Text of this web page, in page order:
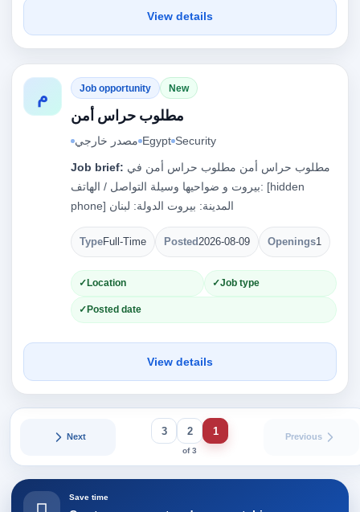
View details
م Job opportunity New
مطلوب حراس أمن
مصدر خارجي Egypt Security
Job brief:
بيروت و ضواحيها وسيلة التواصل / الهاتف: [hidden
phone] المدينة: بيروت الدولة: لبنان
TypeFull-Time Posted2026-08-09 Openings1
Location Job type
Posted date
View details
Previous
1
2
3
of 3
Next
Save time